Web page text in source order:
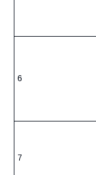
6
7